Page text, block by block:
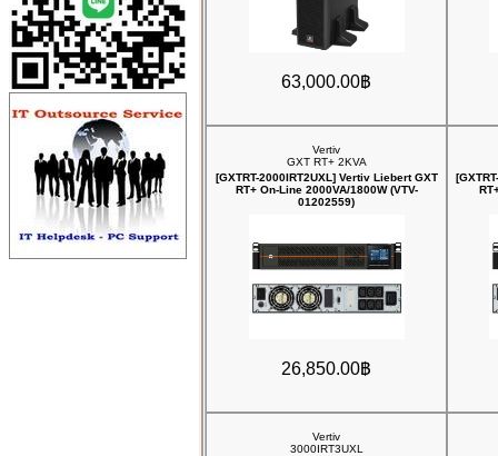
63,000.00฿
Vertiv
GXT RT+ 2KVA
[GXTRT-2000IRT2UXL] Vertiv Liebert GXT
RT+ On-Line 2000VA/1800W (VTV-
01202559)
26,850.00฿
Vertiv
3000IRT3UXL